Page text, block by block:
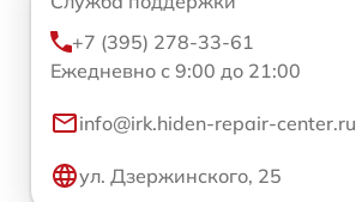
+7 (395) 278-33-61
Ежедневно с 9:00 до 21:00
info@irk.hiden-repair-center.ru
ул. Дзержинского, 25